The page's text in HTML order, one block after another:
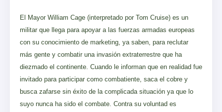
El Mayor William Cage (interpretado por Tom Cruise) es un
militar que llega para apoyar a las fuerzas armadas europeas
con su conocimiento de marketing, ya saben, para reclutar
más gente y combatir una invasión extraterrestre que ha
diezmado el continente. Cuando le informan que en realidad fue
invitado para participar como combatiente, saca el cobre y
busca zafarse sin éxito de la complicada situación ya que lo
suyo nunca ha sido el combate. Contra su voluntad es